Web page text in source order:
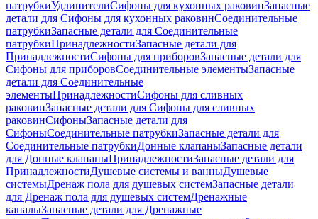
патрубкиУдлинителиСифоны для кухонных раковинЗапасные
детали для Сифоны для кухонных раковинСоединительные
патрубкиЗапасные детали для Соединительные
патрубкиПринадлежностиЗапасные детали для
ПринадлежностиСифоны для приборовЗапасные детали для
Сифоны для приборовСоединительные элементыЗапасные
детали для Соединительные
элементыПринадлежностиСифоны для сливных
раковинЗапасные детали для Сифоны для сливных
раковинСифоныЗапасные детали для
СифоныСоединительные патрубкиЗапасные детали для
Соединительные патрубкиДонные клапаныЗапасные детали
для Донные клапаныПринадлежностиЗапасные детали для
ПринадлежностиДушевые системы и ванныДушевые
системыДренаж пола для душевых системЗапасные детали
для Дренаж пола для душевых системДренажные
каналыЗапасные детали для Дренажные